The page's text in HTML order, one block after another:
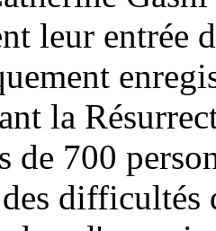
leur entrée
la
de 700
difficultés